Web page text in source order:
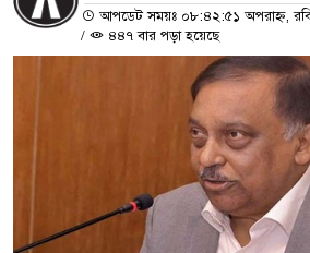
আপডেট সময়ঃ ০৮:৪২:৫১ অপরাহ্ন,
/
৪৪৭ বার পড়া হয়েছে